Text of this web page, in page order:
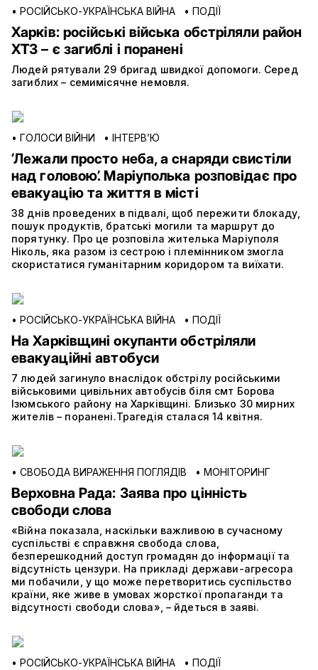
• РОСІЙСЬКО-УКРАЇНСЬКА ВІЙНА • ПОДІЇ
Харків: російські війська обстріляли район
ХТЗ – є загиблі і поранені
Людей рятували 29 бригад швидкої допомоги. Серед
загиблих – семимісячне немовля.
• ГОЛОСИ ВІЙНИ • ІНТЕРВ’Ю
‘Лежали просто неба, а снаряди свистіли
над головою’. Маріуполька розповідає про
евакуацію та життя в місті
38 днів проведених в підвалі, щоб пережити блокаду,
пошук продуктів, братські могили та маршрут до
порятунку. Про це розповіла жителька Маріуполя
Ніколь, яка разом із сестрою і племінником змогла
скористатися гуманітарним коридором та виїхати.
• РОСІЙСЬКО-УКРАЇНСЬКА ВІЙНА • ПОДІЇ
На Харківщині окупанти обстріляли
евакуаційні автобуси
7 людей загинуло внаслідок обстрілу російськими
військовими цивільних автобусів біля смт Борова
Ізюмського району на Харківщині. Близько 30 мирних
жителів – поранені.Трагедія сталася 14 квітня.
• СВОБОДА ВИРАЖЕННЯ ПОГЛЯДІВ • МОНІТОРИНГ
Верховна Рада: Заява про цінність
свободи слова
«Війна показала, наскільки важливою в сучасному
суспільстві є справжня свобода слова,
безперешкодний доступ громадян до інформації та
відсутність цензури. На прикладі держави-агресора
ми побачили, у що може перетворитись суспільство
країни, яке живе в умовах жорсткої пропаганди та
відсутності свободи слова», – йдеться в заяві.
• РОСІЙСЬКО-УКРАЇНСЬКА ВІЙНА • ПОДІЇ